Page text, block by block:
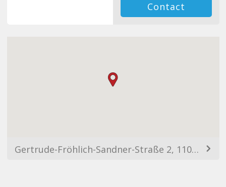
Contact
Gertrude-Fröhlich-Sandner-Straße 2, 1100 Wien, Austria